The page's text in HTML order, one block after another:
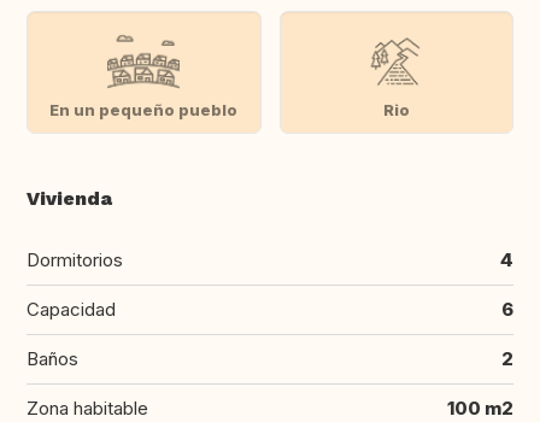
En un pequeño pueblo Rio
Vivienda
Dormitorios 4
Capacidad 6
Baños 2
Zona habitable 100 m2